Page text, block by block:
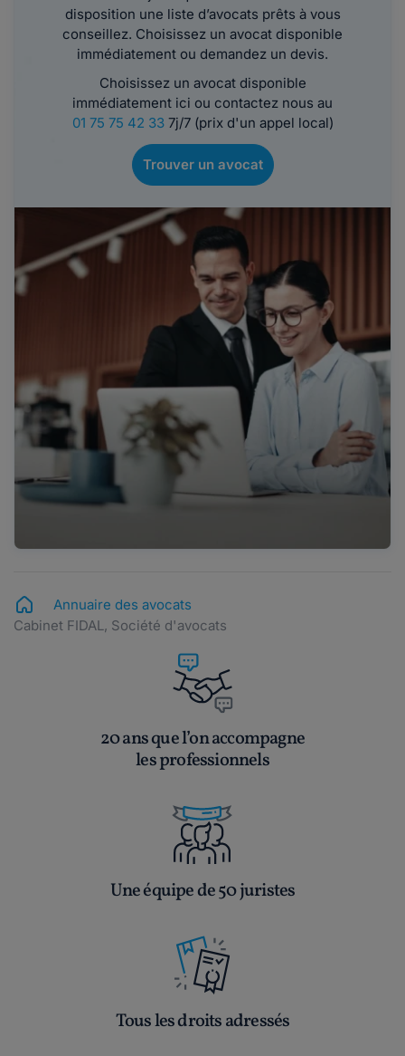
disposition une liste d’avocats prêts à vous
conseillez. Choisissez un avocat disponible
immédiatement ou demandez un devis.
Choisissez un avocat disponible
immédiatement ici ou contactez nous au
01 75 75 42 337j/7 (prix d'un appel local)
Trouver un avocat
Annuaire des avocats
Cabinet FIDAL, Société d'avocats
20 ans que l’on accompagne
les professionnels
Une équipe de 50 juristes
Tous les droits adressés